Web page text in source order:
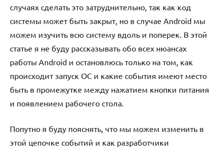
случаях сделать это затруднительно, так как код
системы может быть закрыт, но в случае Android мы
можем изучить всю систему вдоль и поперек. В этой
статье я не буду рассказывать обо всех нюансах
работы Android и остановлюсь только на том, как
происходит запуск ОС и какие события имеют место
быть в промежутке между нажатием кнопки питания
и появлением рабочего стола.
Попутно я буду пояснять, что мы можем изменить в
этой цепочке событий и как разработчики